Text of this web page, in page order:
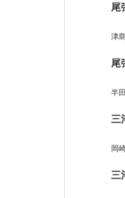
尾
津
尾
半
三
岡
三